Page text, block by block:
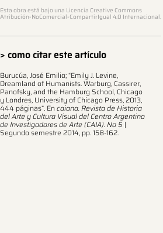
Esta obra está bajo una Licencia Creative Commons
Atribución-NoComercial-CompartirIgual 4.0 Internacional.
> como citar este artículo
Burucúa, José Emilio; “Emily J. Levine,
Dreamland of Humanists. Warburg, Cassirer,
Panofsky, and the Hamburg School, Chicago
y Londres, University of Chicago Press, 2013,
444 páginas”. Encaiana. Revista de Historia
del Arte y Cultura Visual del Centro Argentino
de Investigadores de Arte (CAIA). No 5 |
Segundo semestre 2014, pp. 158-162.